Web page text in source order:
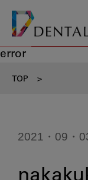
error
TOP >
2021・09・